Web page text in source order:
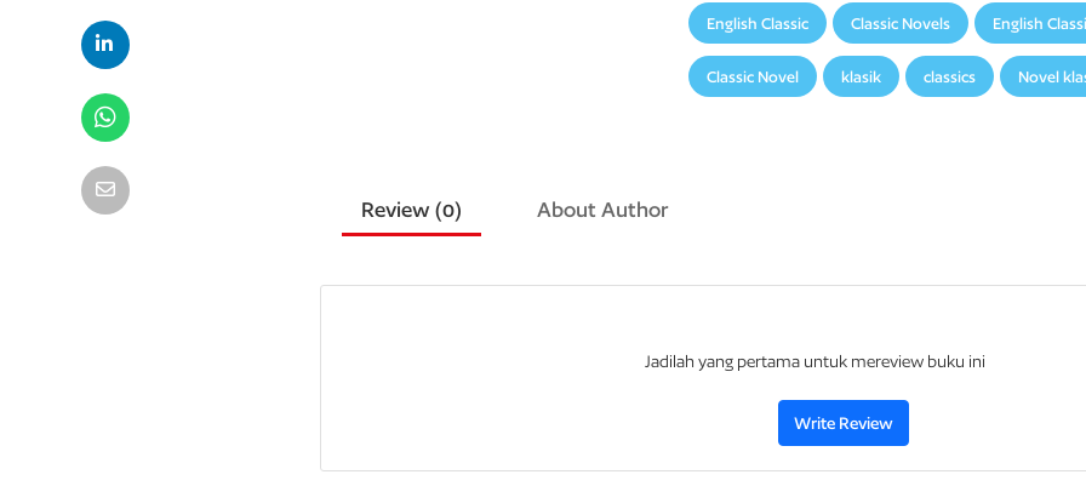
Tersentuh oleh pengalaman ini, Scrooge menyadari
kepedulian terhadap sesama. Dengan perubahan hati
menjadi pribadi yang lebih baik, dan merayakan Natal
menyadari bahwa inti sejati dari Natal adalah kasih
English Classic Classic Novels English
Classic Novel klasik classics Novel
Review (0) About Author
Jadilah yang pertama untuk mereview buku ini
Write Review